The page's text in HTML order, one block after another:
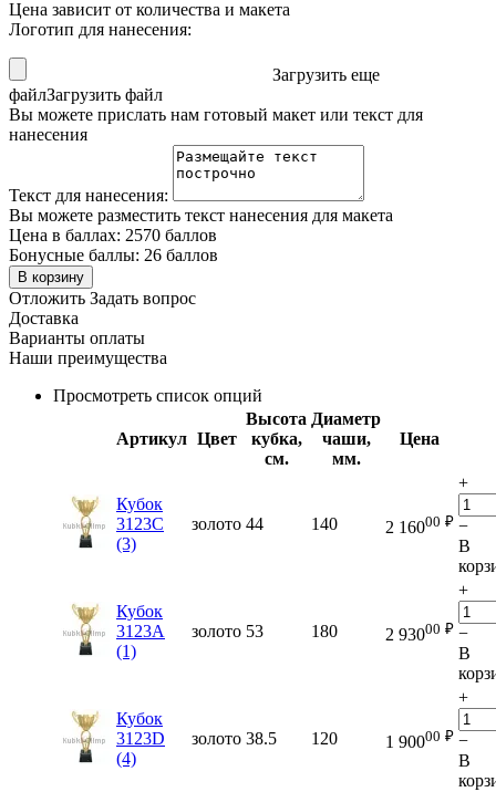
Цена зависит от количества и макета
Логотип для нанесения:
Загрузить еще
файлЗагрузить файл
Вы можете прислать нам готовый макет или текст для
нанесения
Текст для нанесения:
Вы можете разместить текст нанесения для макета
Цена в баллах: 2570 баллов
Бонусные баллы: 26 баллов
В корзину
Отложить Задать вопрос
Доставка
Варианты оплаты
Наши преимущества
Просмотреть список опций
Артикул Цвет
Высота
кубка,
см.
Диаметр
чаши,
мм.
Цена
Кубок
3123C
(3)
золото 44 140 2 16000 ₽
+
−
В
Кубок
3123A
(1)
золото 53 180 2 93000 ₽
+
−
В
Кубок
3123D
(4)
золото 38.5 120 1 90000 ₽
+
−
В